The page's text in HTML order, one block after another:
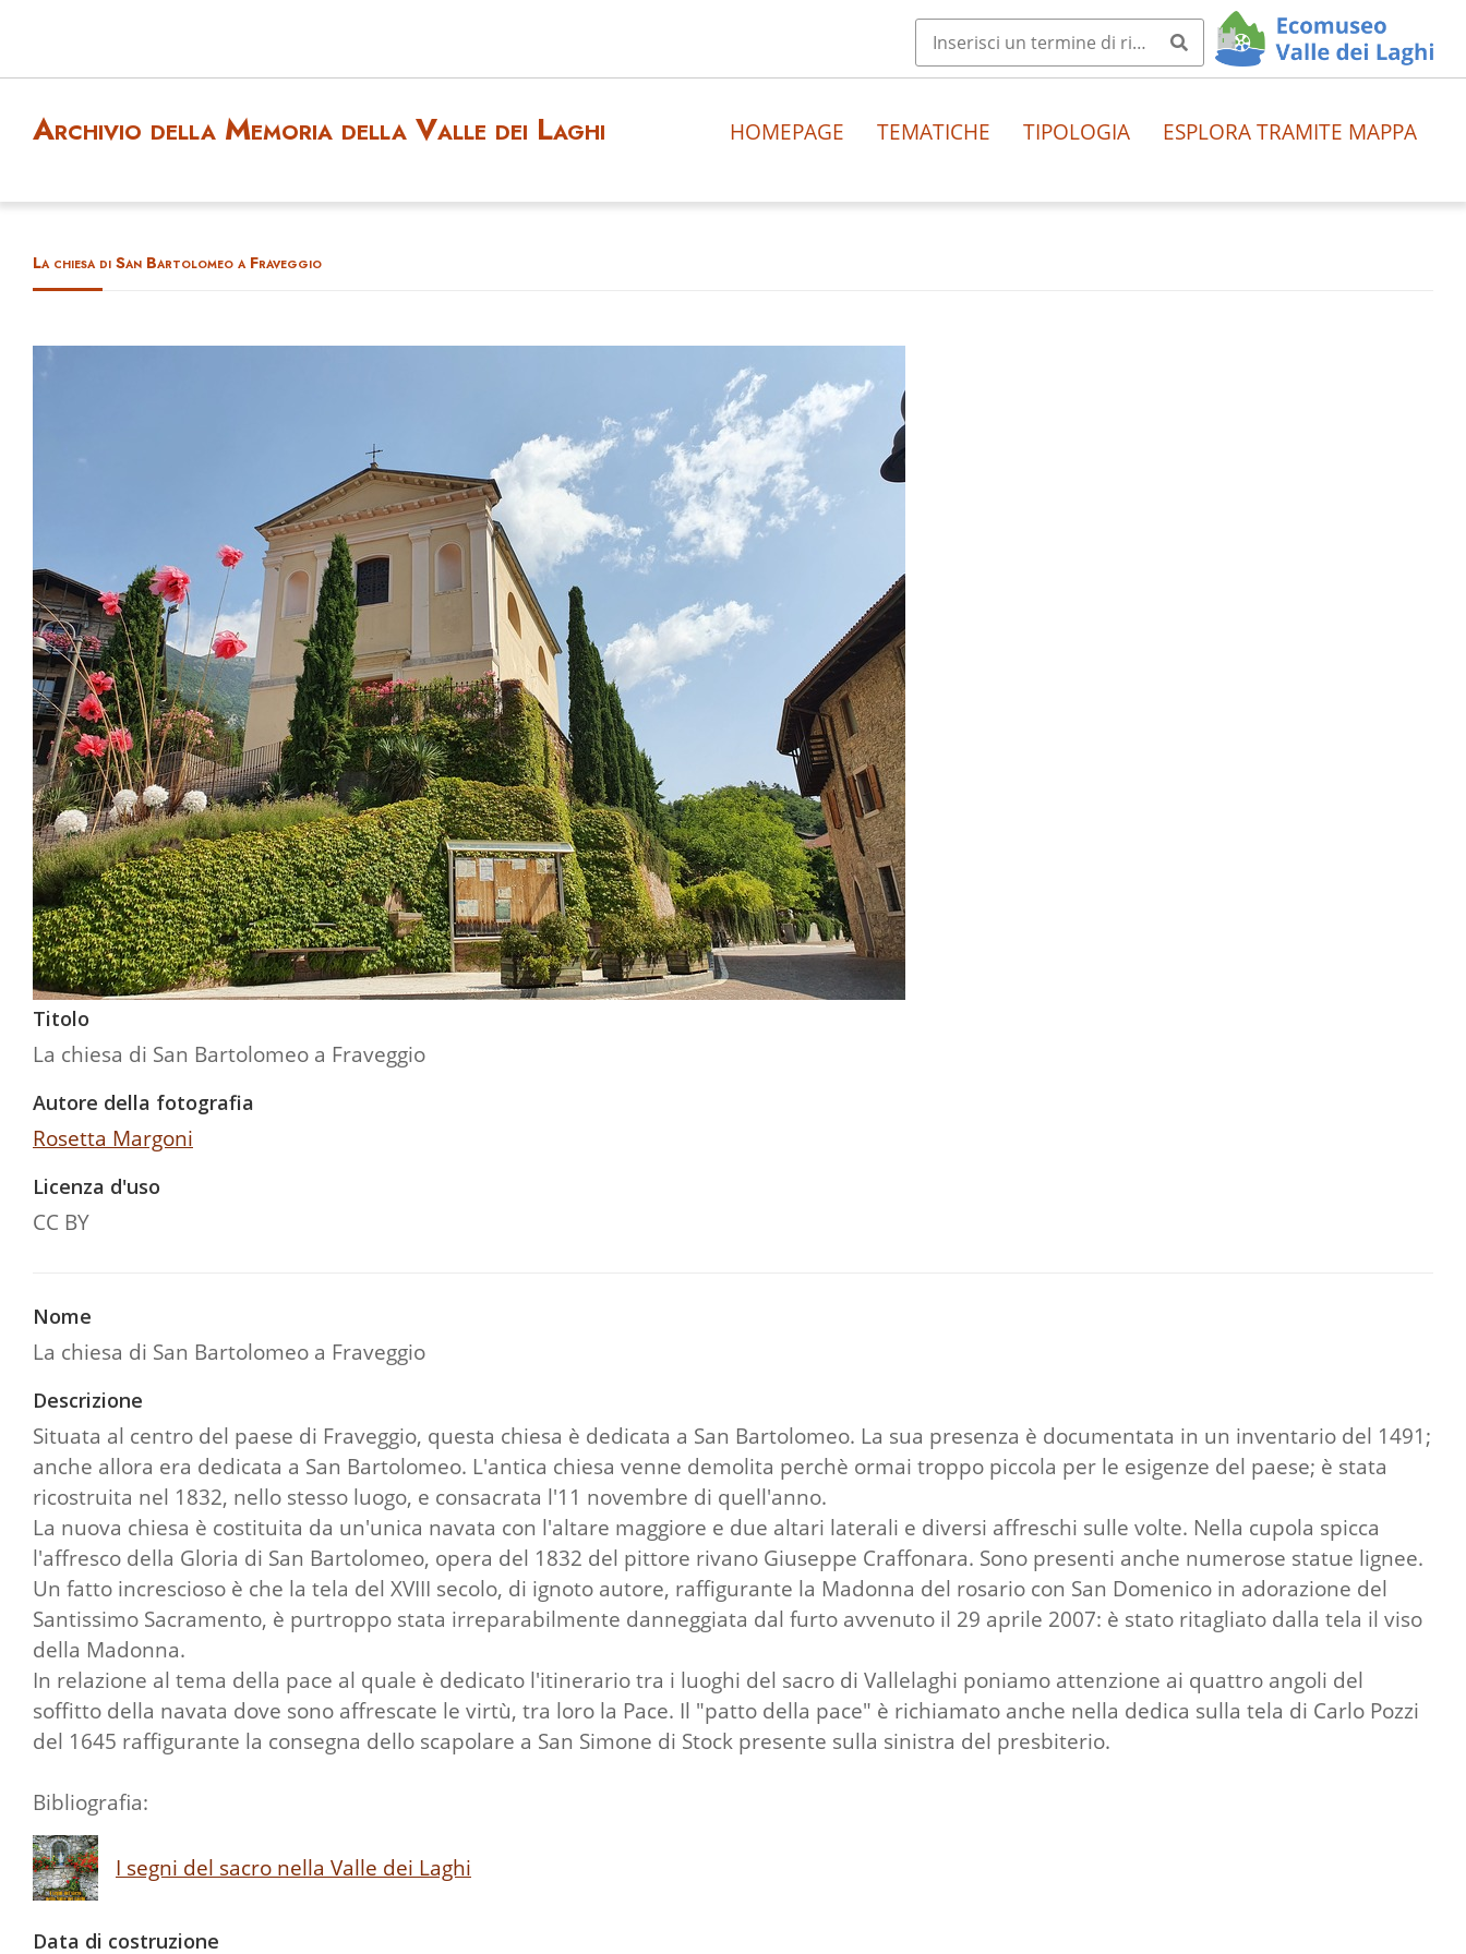
Archivio della Memoria della Valle dei Laghi HOMEPAGE TEMATICHE TIPOLOGIA ESPLORA TRAMITE MAPPA
La chiesa di San Bartolomeo a Fraveggio
Titolo
La chiesa di San Bartolomeo a Fraveggio
Autore della fotografia
Rosetta Margoni
Licenza d'uso
CC BY
Nome
La chiesa di San Bartolomeo a Fraveggio
Descrizione
Situata al centro del paese di Fraveggio, questa chiesa è dedicata a San Bartolomeo. La sua presenza è documentata in un inventario del 1491;
anche allora era dedicata a San Bartolomeo. L'antica chiesa venne demolita perchè ormai troppo piccola per le esigenze del paese; è stata
ricostruita nel 1832, nello stesso luogo, e consacrata l'11 novembre di quell'anno.
La nuova chiesa è costituita da un'unica navata con l'altare maggiore e due altari laterali e diversi affreschi sulle volte. Nella cupola spicca
l'affresco della Gloria di San Bartolomeo, opera del 1832 del pittore rivano Giuseppe Craffonara. Sono presenti anche numerose statue lignee.
Un fatto increscioso è che la tela del XVIII secolo, di ignoto autore, raffigurante la Madonna del rosario con San Domenico in adorazione del
Santissimo Sacramento, è purtroppo stata irreparabilmente danneggiata dal furto avvenuto il 29 aprile 2007: è stato ritagliato dalla tela il viso
della Madonna.
In relazione al tema della pace al quale è dedicato l'itinerario tra i luoghi del sacro di Vallelaghi poniamo attenzione ai quattro angoli del
soffitto della navata dove sono affrescate le virtù, tra loro la Pace. Il "patto della pace" è richiamato anche nella dedica sulla tela di Carlo Pozzi
del 1645 raffigurante la consegna dello scapolare a San Simone di Stock presente sulla sinistra del presbiterio.
Bibliografia:
I segni del sacro nella Valle dei Laghi
Data di costruzione